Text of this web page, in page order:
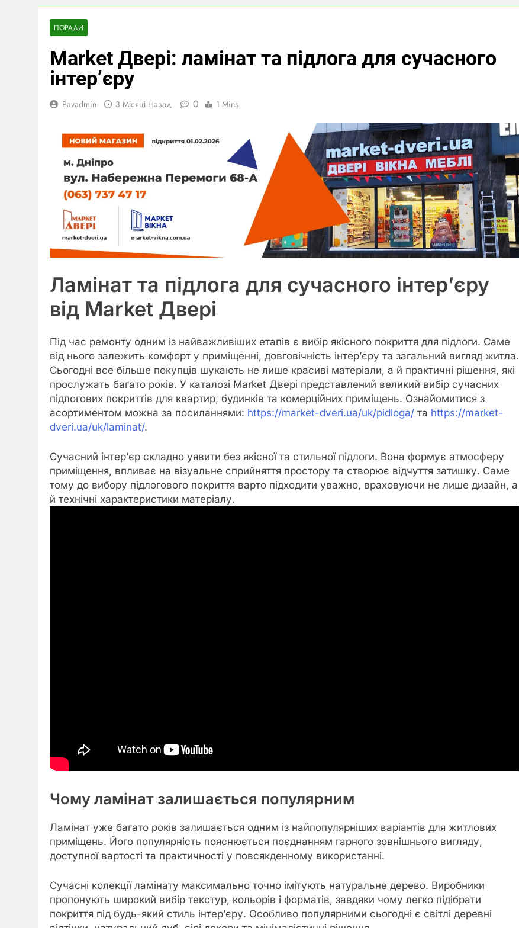
ПОРАДИ
Market Двері: ламінат та підлога для сучасного
інтер’єру
Pavadmin 3 Місяці Назад 0 1 Mins
Ламінат та підлога для сучасного інтер’єру
від Market Двері
Під час ремонту одним із найважливіших етапів є вибір якісного покриття для підлоги. Саме
від нього залежить комфорт у приміщенні, довговічність інтер’єру та загальний вигляд житла.
Сьогодні все більше покупців шукають не лише красиві матеріали, а й практичні рішення, які
прослужать багато років. У каталозі Market Двері представлений великий вибір сучасних
підлогових покриттів для квартир, будинків та комерційних приміщень. Ознайомитися з
асортиментом можна за посиланнями: https://market-dveri.ua/uk/pidloga/ та https://market-
dveri.ua/uk/laminat/.
Сучасний інтер’єр складно уявити без якісної та стильної підлоги. Вона формує атмосферу
приміщення, впливає на візуальне сприйняття простору та створює відчуття затишку. Саме
тому до вибору підлогового покриття варто підходити уважно, враховуючи не лише дизайн, а
й технічні характеристики матеріалу.
Чому ламінат залишається популярним
Ламінат уже багато років залишається одним із найпопулярніших варіантів для житлових
приміщень. Його популярність пояснюється поєднанням гарного зовнішнього вигляду,
доступної вартості та практичності у повсякденному використанні.
Сучасні колекції ламінату максимально точно імітують натуральне дерево. Виробники
пропонують широкий вибір текстур, кольорів і форматів, завдяки чому легко підібрати
покриття під будь-який стиль інтер’єру. Особливо популярними сьогодні є світлі деревні